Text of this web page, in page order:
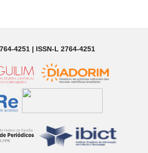
4251 | ISSN-L 2764-4251